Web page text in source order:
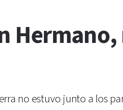
no estuvo junto a los